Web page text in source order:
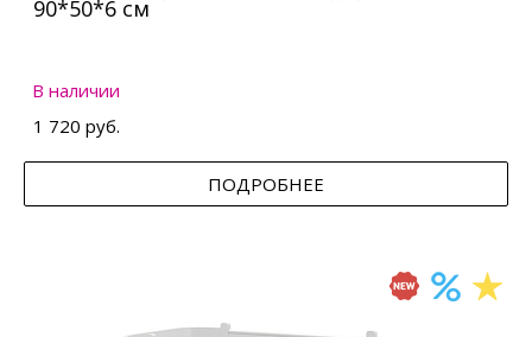
90*50*6 см
В наличии
1 720 руб.
ПОДРОБНЕЕ